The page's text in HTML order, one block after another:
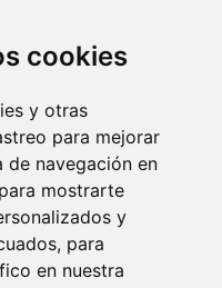
cookies
y otras
para mejorar
de navegación en
mostrarte
y
para
en nuestra